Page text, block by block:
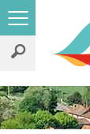
sur
le